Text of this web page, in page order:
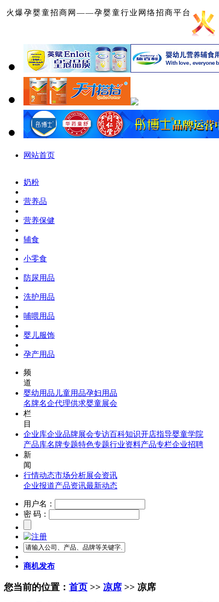
火爆孕婴童招商网——孕婴童行业网络招商平台
网站首页
奶粉
营养品
营养保健
辅食
小零食
防尿用品
洗护用品
哺喂用品
婴儿服饰
孕产用品
频
道
婴幼用品 儿童用品孕妇用品
名牌名企代理供求婴童展会
栏
目
企业库企业品牌展会专访百科知识开店指导婴童学院
产品库名牌专题特色专题行业资料产品专栏企业招聘
新
闻
行情动态市场分析展会资讯
企业报道产品资讯最新动态
用户名：
密 码：
商机发布
您当前的位置： 首页 >> 凉席 >> 凉席